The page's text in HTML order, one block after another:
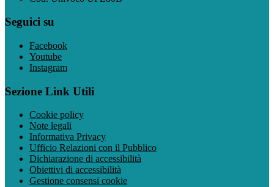
Seguici su
Facebook
Youtube
Instagram
Sezione Link Utili
Cookie policy
Note legali
Informativa Privacy
Ufficio Relazioni con il Pubblico
Dichiarazione di accessibilità
Obiettivi di accessibilità
Gestione consensi cookie